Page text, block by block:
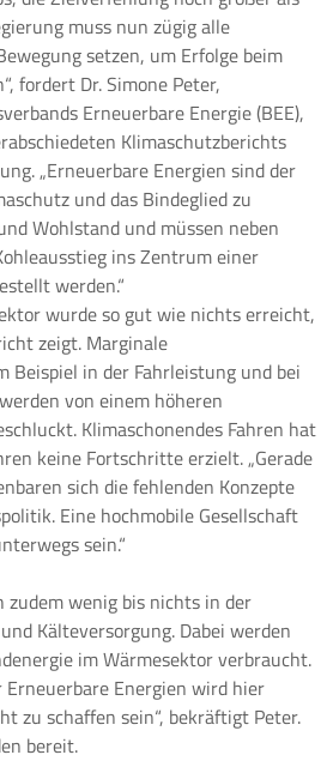
muss nun zügig alle
setzen, um Erfolge beim
fordert Dr. Simone Peter,
Erneuerbare Energie (BEE),
Klimaschutzberichts
„Erneuerbare Energien sind der
und das Bindeglied zu
Wohlstand und müssen neben
ins Zentrum einer
werden.“
wurde so gut wie nichts erreicht,
zeigt. Marginale
Beispiel in der Fahrleistung und bei
von einem höheren
Klimaschonendes Fahren hat
keine Fortschritte erzielt. „Gerade
sich die fehlenden Konzepte
Eine hochmobile Gesellschaft
sein.“
zudem wenig bis nichts in der
Kälteversorgung. Dabei werden
im Wärmesektor verbraucht.
Energien wird hier
zu schaffen sein“, bekräftigt Peter.
bereit.